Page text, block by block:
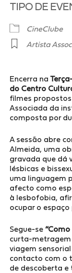
TIPO DE
CineClube
Artista
Encerra na
do Centro
filmes propostos
Associada da
composta por
A sessão abre
Almeida, uma
gravada que dá
lésbicas e
uma linguagem
afecto como
à lesbofobia,
ocupar o
Segue-se “Como
curta-metragem
viagem
contacto com o
de descoberta